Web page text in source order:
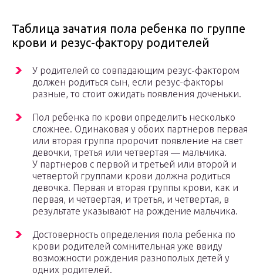
Таблица зачатия пола ребенка по группе
крови и резус-фактору родителей
У родителей со совпадающим резус-фактором
должен родиться сын, если резус-факторы
разные, то стоит ожидать появления доченьки.
Пол ребенка по крови определить несколько
сложнее. Одинаковая у обоих партнеров первая
или вторая группа пророчит появление на свет
девочки, третья или четвертая — мальчика.
У партнеров с первой и третьей или второй и
четвертой группами крови должна родиться
девочка. Первая и вторая группы крови, как и
первая, и четвертая, и третья, и четвертая, в
результате указывают на рождение мальчика.
Достоверность определения пола ребенка по
крови родителей сомнительная уже ввиду
возможности рождения разнополых детей у
одних родителей.